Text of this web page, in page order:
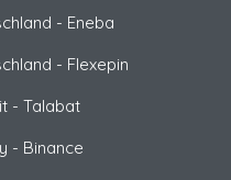
- Eneba
- Flexepin
- Talabat
- Binance